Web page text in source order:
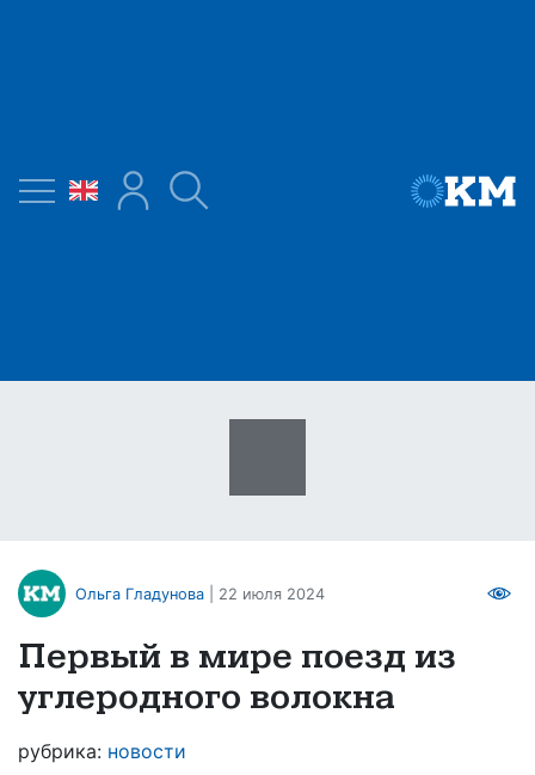
Ольга Гладунова | 22 июля 2024
Первый в мире поезд из
углеродного волокна
рубрика: новости